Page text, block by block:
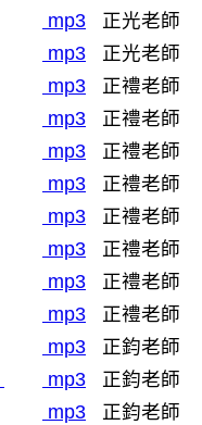
mp3
正光老師
mp3
正光老師
mp3
正禮老師
mp3
正禮老師
mp3
正禮老師
mp3
正禮老師
mp3
正禮老師
mp3
正禮老師
mp3
正禮老師
mp3
正禮老師
mp3
正鈞老師
mp3
正鈞老師
mp3
正鈞老師